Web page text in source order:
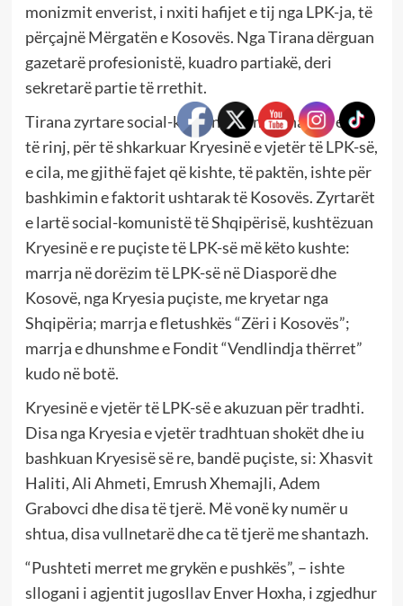
monizmit enverist, i nxiti hafijet e tij nga LPK-ja, të
përçajnë Mërgatën e Kosovës. Nga Tirana dërguan
gazetarë profesionistë, kuadro partiakë, deri
sekretarë partie të rrethit.
Tirana zyrtare social-komuniste, nxiti hafijet e saj
të rinj, për të shkarkuar Kryesinë e vjetër të LPK-së,
e cila, me gjithë fajet që kishte, të paktën, ishte për
bashkimin e faktorit ushtarak të Kosovës. Zyrtarët
e lartë social-komunistë të Shqipërisë, kushtëzuan
Kryesinë e re puçiste të LPK-së më këto kushte:
marrja në dorëzim të LPK-së në Diasporë dhe
Kosovë, nga Kryesia puçiste, me kryetar nga
Shqipëria; marrja e fletushkës “Zëri i Kosovës”;
marrja e dhunshme e Fondit “Vendlindja thërret”
kudo në botë.
Kryesinë e vjetër të LPK-së e akuzuan për tradhti.
Disa nga Kryesia e vjetër tradhtuan shokët dhe iu
bashkuan Kryesisë së re, bandë puçiste, si: Xhasvit
Haliti, Ali Ahmeti, Emrush Xhemajli, Adem
Grabovci dhe disa të tjerë. Më vonë ky numër u
shtua, disa vullnetarë dhe ca të tjerë me shantazh.
“Pushteti merret me grykën e pushkës”, – ishte
sllogani i agjentit jugosllav Enver Hoxha, i zgjedhur